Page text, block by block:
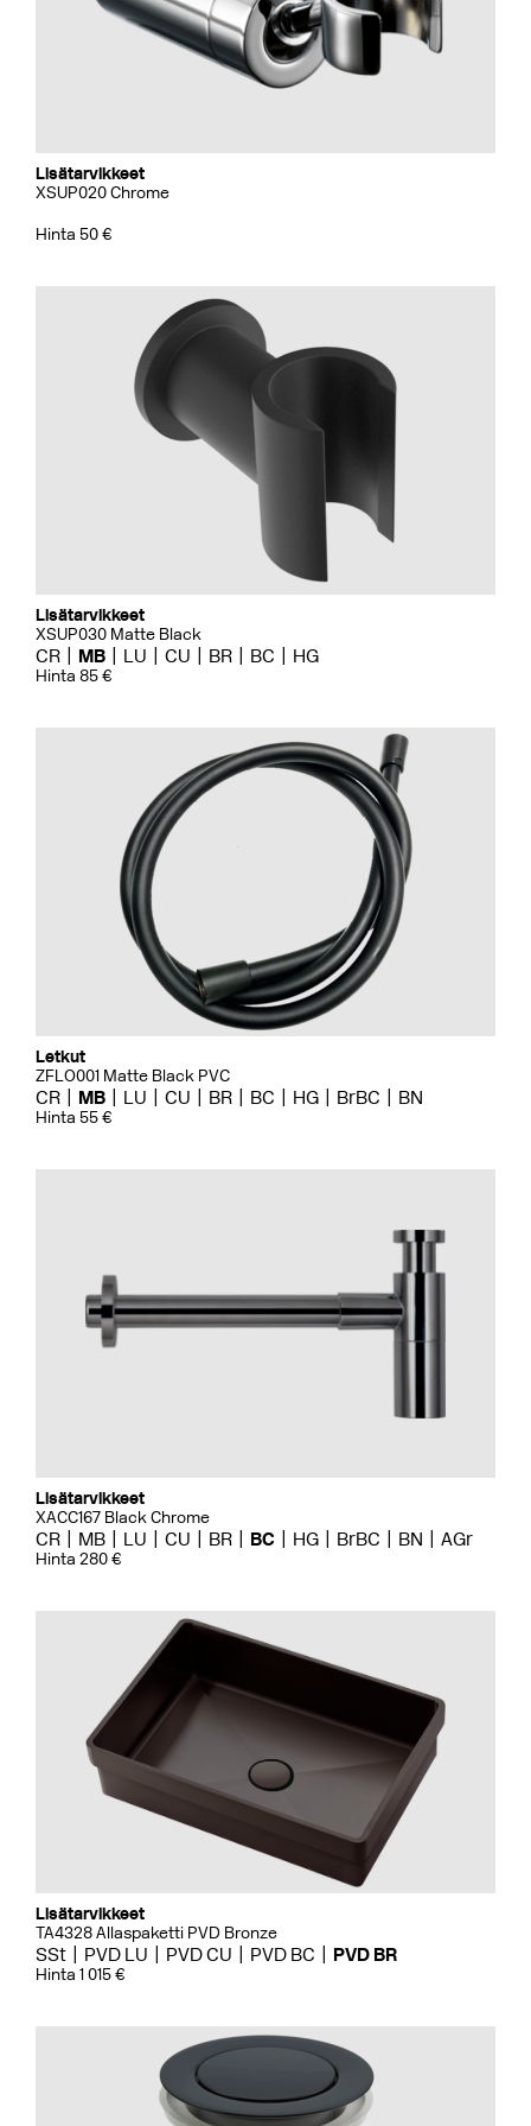
Lisätarvikkeet
XSUP020 Chrome
Hinta 50 €
Lisätarvikkeet
XSUP030 Matte Black
CR MB LU CU BR BC HG
Hinta 85 €
Letkut
ZFLO001 Matte Black PVC
CR MB LU CU BR BC HG BrBC BN
Hinta 55 €
Lisätarvikkeet
XACC167 Black Chrome
CR MB LU CU BR BC HG BrBC BN AGr
Hinta 280 €
Lisätarvikkeet
TA4328 Allaspaketti PVD Bronze
SSt PVD LU PVD CU PVD BC PVD BR
Hinta 1 015 €